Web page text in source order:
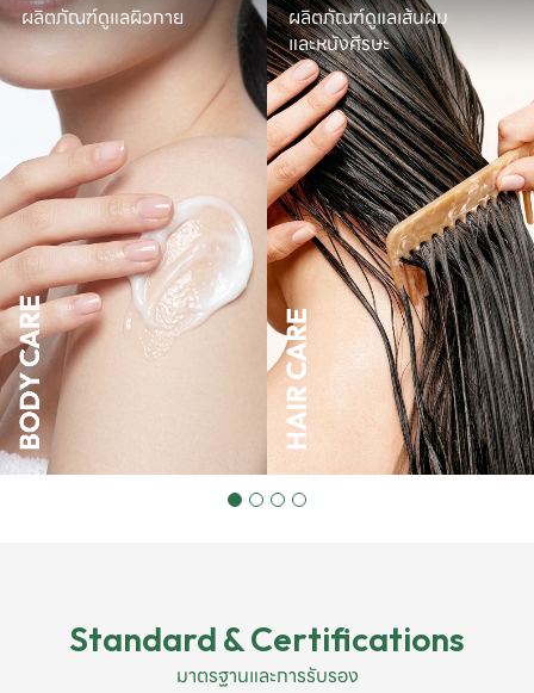
ผลิตภัณฑ์ดูแลผิวกาย
ผลิตภัณฑ์ดูแลเส้นผม
และหนังศีรษะ
Standard & Certifications
มาตรฐานและการรับรอง